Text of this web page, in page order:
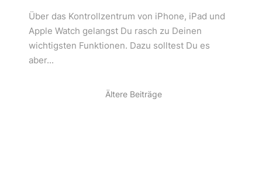
Über das Kontrollzentrum von iPhone, iPad und
Apple Watch gelangst Du rasch zu Deinen
wichtigsten Funktionen. Dazu solltest Du es
aber...
Ältere Beiträge